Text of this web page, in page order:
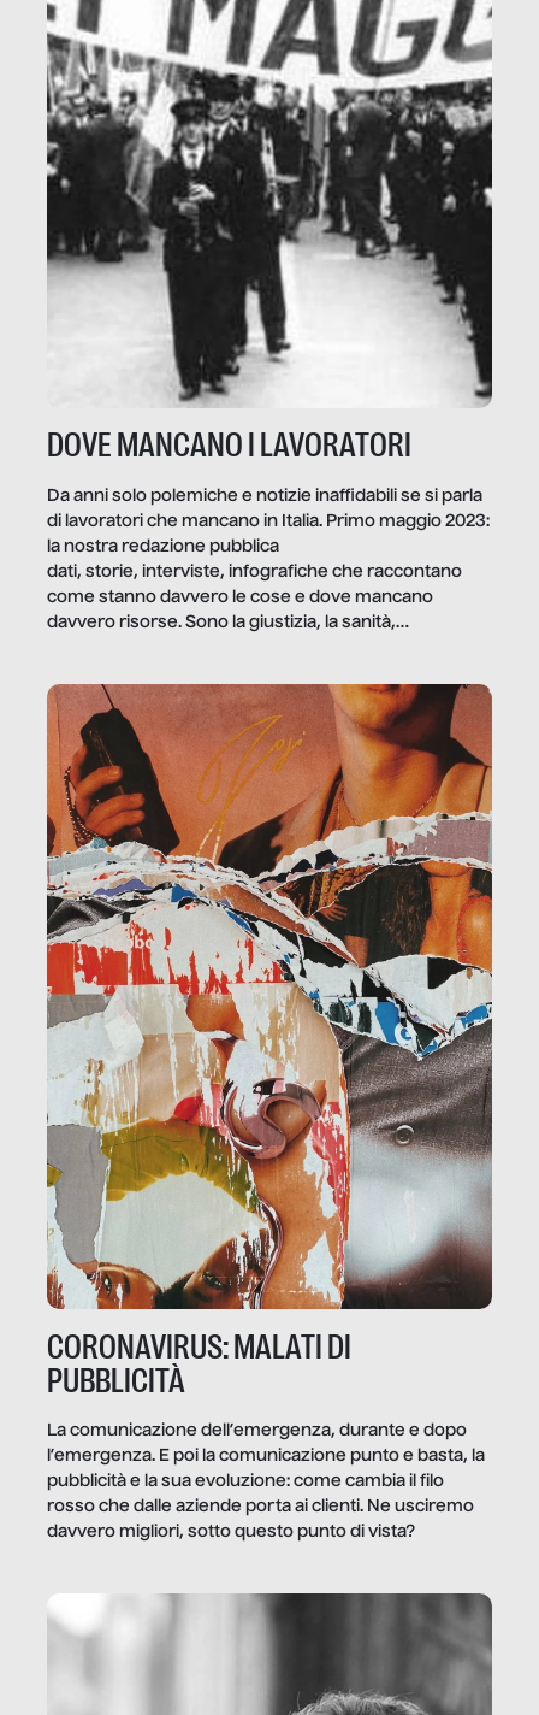
DOVE MANCANO I LAVORATORI
Da anni solo polemiche e notizie inaffidabili se si parla
di lavoratori che mancano in Italia. Primo maggio 2023:
la nostra redazione pubblica
dati, storie, interviste, infografiche che raccontano
come stanno davvero le cose e dove mancano
davvero risorse. Sono la giustizia, la sanità,
CORONAVIRUS: MALATI DI
PUBBLICITÀ
La comunicazione dell’emergenza, durante e dopo
l’emergenza. E poi la comunicazione punto e basta, la
pubblicità e la sua evoluzione: come cambia il filo
rosso che dalle aziende porta ai clienti. Ne usciremo
davvero migliori, sotto questo punto di vista?